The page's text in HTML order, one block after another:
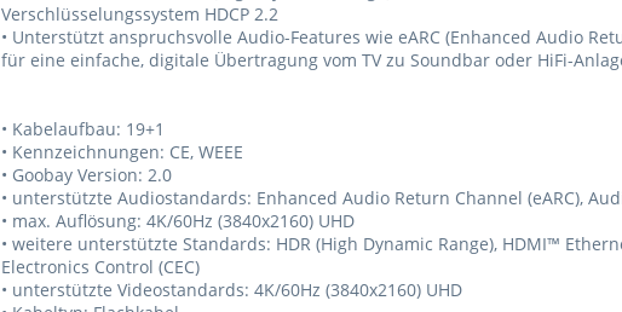
Verschlüsselungssystem HDCP 2.2
• Unterstützt anspruchsvolle Audio-Features wie eARC (Enhanced Audio
für eine einfache, digitale Übertragung vom TV zu Soundbar oder HiFi-
• Kabelaufbau: 19+1
• Kennzeichnungen: CE, WEEE
• Goobay Version: 2.0
• unterstützte Audiostandards: Enhanced Audio Return Channel (eARC),
• max. Auflösung: 4K/60Hz (3840x2160) UHD
• weitere unterstützte Standards: HDR (High Dynamic Range), HDMI™
Electronics Control (CEC)
• unterstützte Videostandards: 4K/60Hz (3840x2160) UHD